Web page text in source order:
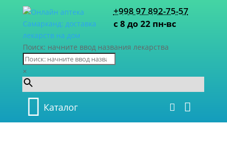
+998 97 892-75-57
с 8 до 22 пн-вс
Поиск: начните ввод названия лекарства
×
Каталог